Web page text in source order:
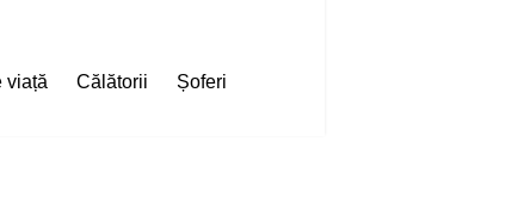
viață Călătorii
Șoferi